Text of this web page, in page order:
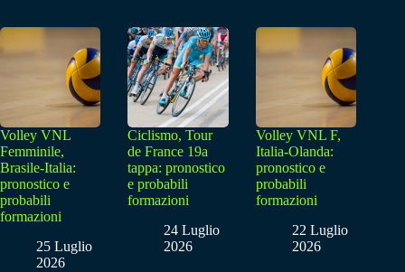
Volley VNL
Femminile,
Brasile-Italia:
pronostico e
probabili
formazioni
25 Luglio
2026
Ciclismo, Tour
de France 19a
tappa: pronostico
e probabili
formazioni
24 Luglio
2026
Volley VNL F,
Italia-Olanda:
pronostico e
probabili
formazioni
22 Luglio
2026